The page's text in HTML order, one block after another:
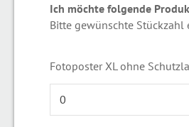
Ich möchte folgende
Bitte gewünschte Stückzahl
Fotoposter XL ohne